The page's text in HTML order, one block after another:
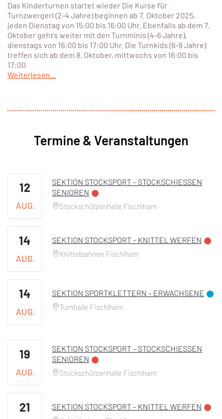
Das Kinderturnen startet wieder Die Kurse für
Turnzwergerl (2-4 Jahre) beginnen ab 7. Oktober 2025,
jeden Dienstag von 15:00 bis 16:00 Uhr. Ebenfalls ab dem 7.
Oktober geht’s weiter mit den Turnminis (4-6 Jahre),
dienstags von 16:00 bis 17:00 Uhr. Die Turnkids (6-9 Jahre)
treffen sich ab dem 8. Oktober, mittwochs von 16:00 bis
17:00
Weiterlesen...
Termine & Veranstaltungen
12
AUG.
SEKTION STOCKSPORT – STOCKSCHIESSEN S
ENIOREN
Stockschützenhalle Fischlham
14
AUG.
SEKTION STOCKSPORT – KNITTEL WERFEN
Knittelbahnen Fischlham
14
AUG.
SEKTION SPORTKLETTERN – ERWACHSENE
Turnhalle Fischlham
19
AUG.
SEKTION STOCKSPORT – STOCKSCHIESSEN S
ENIOREN
Stockschützenhalle Fischlham
21 SEKTION STOCKSPORT – KNITTEL WERFEN